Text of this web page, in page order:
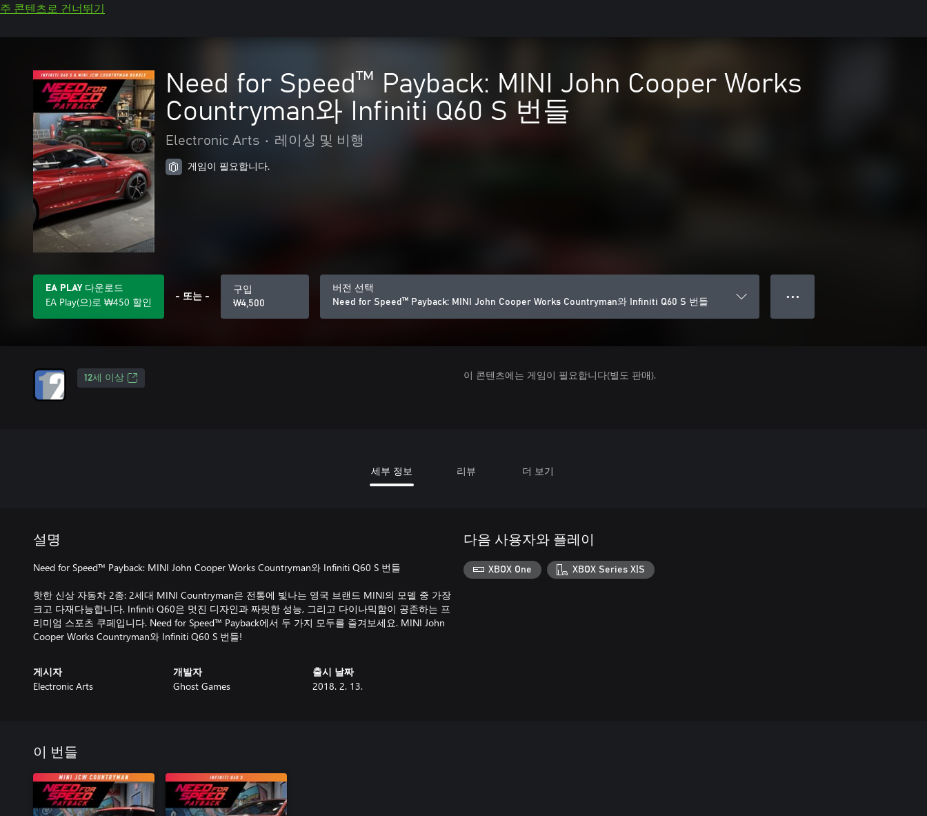
주 콘텐츠로 건너뛰기
Need for Speed™ Payback: MINI John Cooper Works
Countryman와 Infiniti Q60 S 번들
Electronic Arts • 레이싱 및 비행
게임이 필요합니다.
EA PLAY 다운로드
EA Play(으)로 ₩450 할인 - 또는 -
구입
₩4,500
버전 선택
Need for Speed™ Payback: MINI John Cooper Works Countryman와 Infiniti Q60 S 번들
● ● ●
12세 이상 이 콘텐츠에는 게임이 필요합니다(별도 판매).
세부 정보 리뷰 더 보기
설명
Need for Speed™ Payback: MINI John Cooper Works Countryman와 Infiniti Q60 S 번들
핫한 신상 자동차 2종: 2세대 MINI Countryman은 전통에 빛나는 영국 브랜드 MINI의 모델 중 가장
크고 다재다능합니다. Infiniti Q60은 멋진 디자인과 짜릿한 성능, 그리고 다이나믹함이 공존하는 프
리미엄 스포츠 쿠페입니다. Need for Speed™ Payback에서 두 가지 모두를 즐겨보세요. MINI John
Cooper Works Countryman와 Infiniti Q60 S 번들!
게시자
Electronic Arts
개발자
Ghost Games
출시 날짜
2018. 2. 13.
다음 사용자와 플레이
XBOX One XBOX Series X|S
이 번들